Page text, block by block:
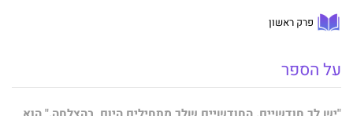
פרק ראשון
על הספר